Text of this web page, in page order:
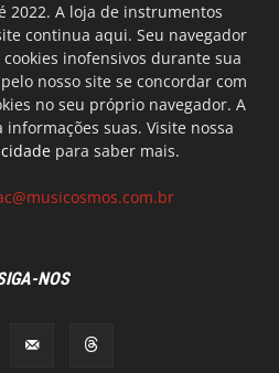
2022. A loja de instrumentos
continua aqui. Seu navegador
inofensivos durante sua
nosso site se concordar com
no seu próprio navegador. A
informações suas. Visite nossa
para saber mais.
NOS